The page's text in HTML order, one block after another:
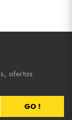
ofertas
GO !